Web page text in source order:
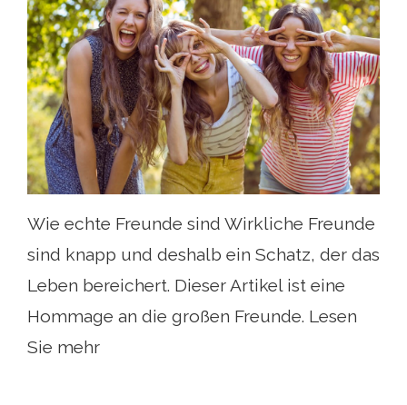
Wie echte Freunde sind Wirkliche Freunde
sind knapp und deshalb ein Schatz, der das
Leben bereichert. Dieser Artikel ist eine
Hommage an die großen Freunde. Lesen
Sie mehr